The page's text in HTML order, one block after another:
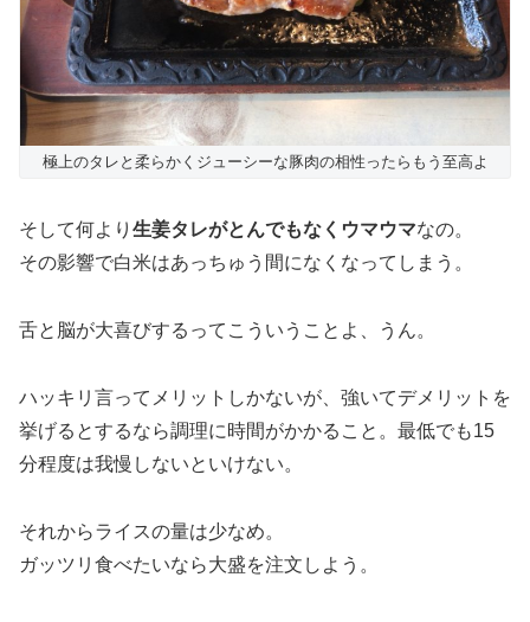
極上のタレと柔らかくジューシーな豚肉の相性ったらもう至高よ
そして何より 生姜タレがとんでもなくウマウマなの。
その影響で白米はあっちゅう間になくなってしまう。
舌と脳が大喜びするってこういうことよ、うん。
ハッキリ言ってメリットしかないが、強いてデメリットを
挙げるとするなら調理に時間がかかること。最低でも15
分程度は我慢しないといけない。
それからライスの量は少なめ。
ガッツリ食べたいなら大盛を注文しよう。